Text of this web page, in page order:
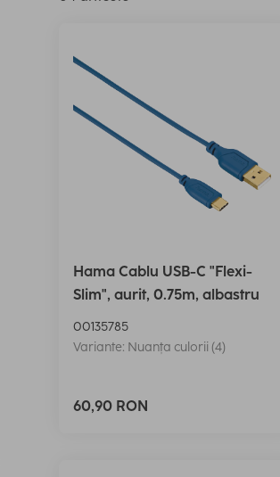
Hama Cablu USB-C "Flexi-
Slim", aurit, 0.75m, albastru
00135785
Variante: Nuanța culorii (4)
60,90 RON